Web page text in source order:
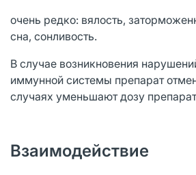
очень редко: вялость,
сна, сонливость.
В случае возникновения
иммунной системы препарат
случаях уменьшают дозу
Взаимодействие